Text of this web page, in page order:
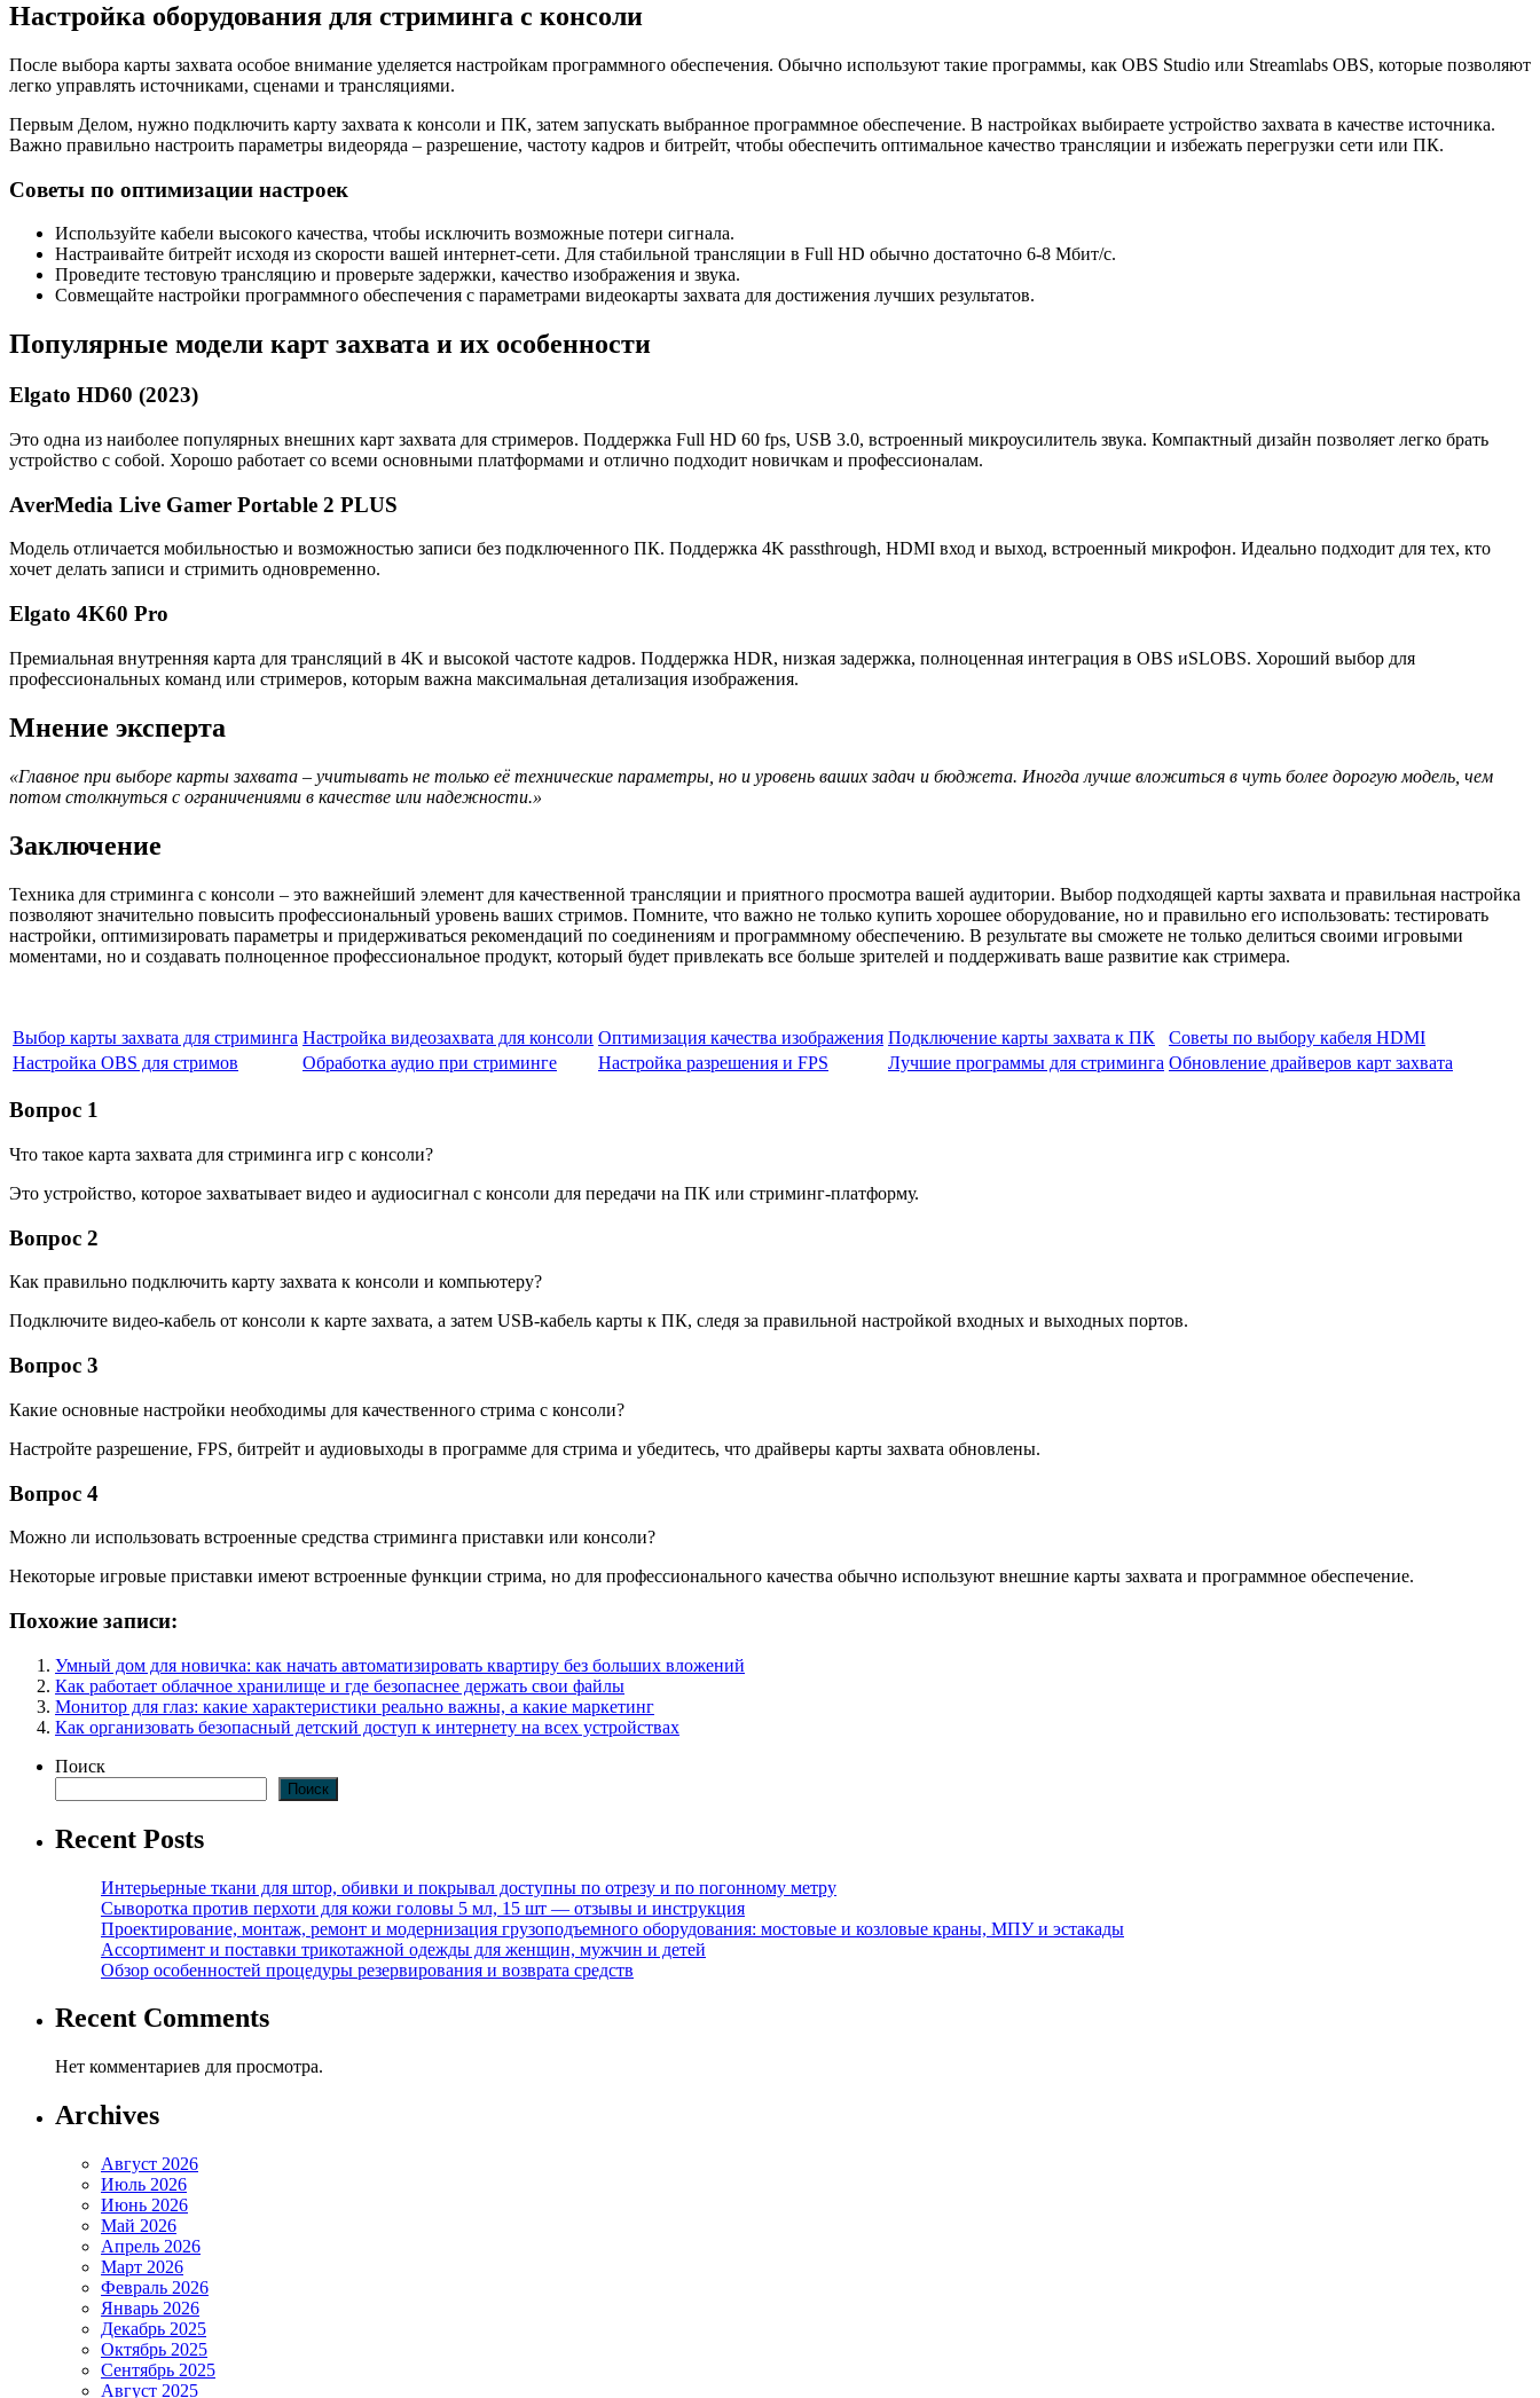
Настройка оборудования для стриминга с консоли
После выбора карты захвата особое внимание уделяется настройкам программного обеспечения. Обычно используют такие программы, как OBS Studio или Streamlabs OBS, которые позволяют
легко управлять источниками, сценами и трансляциями.
Первым Делом, нужно подключить карту захвата к консоли и ПК, затем запускать выбранное программное обеспечение. В настройках выбираете устройство захвата в качестве источника.
Важно правильно настроить параметры видеоряда – разрешение, частоту кадров и битрейт, чтобы обеспечить оптимальное качество трансляции и избежать перегрузки сети или ПК.
Советы по оптимизации настроек
Используйте кабели высокого качества, чтобы исключить возможные потери сигнала.
Настраивайте битрейт исходя из скорости вашей интернет-сети. Для стабильной трансляции в Full HD обычно достаточно 6-8 Мбит/с.
Проведите тестовую трансляцию и проверьте задержки, качество изображения и звука.
Совмещайте настройки программного обеспечения с параметрами видеокарты захвата для достижения лучших результатов.
Популярные модели карт захвата и их особенности
Elgato HD60 (2023)
Это одна из наиболее популярных внешних карт захвата для стримеров. Поддержка Full HD 60 fps, USB 3.0, встроенный микроусилитель звука. Компактный дизайн позволяет легко брать
устройство с собой. Хорошо работает со всеми основными платформами и отлично подходит новичкам и профессионалам.
AverMedia Live Gamer Portable 2 PLUS
Модель отличается мобильностью и возможностью записи без подключенного ПК. Поддержка 4K passthrough, HDMI вход и выход, встроенный микрофон. Идеально подходит для тех, кто
хочет делать записи и стримить одновременно.
Elgato 4K60 Pro
Премиальная внутренняя карта для трансляций в 4K и высокой частоте кадров. Поддержка HDR, низкая задержка, полноценная интеграция в OBS иSLOBS. Хороший выбор для
профессиональных команд или стримеров, которым важна максимальная детализация изображения.
Мнение эксперта
«Главное при выборе карты захвата – учитывать не только её технические параметры, но и уровень ваших задач и бюджета. Иногда лучше вложиться в чуть более дорогую модель, чем
потом столкнуться с ограничениями в качестве или надежности.»
Заключение
Техника для стриминга с консоли – это важнейший элемент для качественной трансляции и приятного просмотра вашей аудитории. Выбор подходящей карты захвата и правильная настройка
позволяют значительно повысить профессиональный уровень ваших стримов. Помните, что важно не только купить хорошее оборудование, но и правильно его использовать: тестировать
настройки, оптимизировать параметры и придерживаться рекомендаций по соединениям и программному обеспечению. В результате вы сможете не только делиться своими игровыми
моментами, но и создавать полноценное профессиональное продукт, который будет привлекать все больше зрителей и поддерживать ваше развитие как стримера.
Выбор карты захвата для стриминга Настройка видеозахвата для консоли Оптимизация качества изображения Подключение карты захвата к ПК
Советы по выбору кабеля HDMI
Настройка OBS для стримов
Обработка аудио при стриминге Настройка разрешения и FPS Лучшие программы для стриминга Обновление драйверов карт захвата
Вопрос 1
Что такое карта захвата для стриминга игр с консоли?
Это устройство, которое захватывает видео и аудиосигнал с консоли для передачи на ПК или стриминг-платформу.
Вопрос 2
Как правильно подключить карту захвата к консоли и компьютеру?
Подключите видео-кабель от консоли к карте захвата, а затем USB-кабель карты к ПК, следя за правильной настройкой входных и выходных портов.
Вопрос 3
Какие основные настройки необходимы для качественного стрима с консоли?
Настройте разрешение, FPS, битрейт и аудиовыходы в программе для стрима и убедитесь, что драйверы карты захвата обновлены.
Вопрос 4
Можно ли использовать встроенные средства стриминга приставки или консоли?
Некоторые игровые приставки имеют встроенные функции стрима, но для профессионального качества обычно используют внешние карты захвата и программное обеспечение.
Похожие записи:
Умный дом для новичка: как начать автоматизировать квартиру без больших вложений
Как работает облачное хранилище и где безопаснее держать свои файлы
Монитор для глаз: какие характеристики реально важны, а какие маркетинг
Как организовать безопасный детский доступ к интернету на всех устройствах
Поиск
Поиск
Recent Posts
Интерьерные ткани для штор, обивки и покрывал доступны по отрезу и по погонному метру
Сыворотка против перхоти для кожи головы 5 мл, 15 шт — отзывы и инструкция
Проектирование, монтаж, ремонт и модернизация грузоподъемного оборудования: мостовые и козловые краны, МПУ и эстакады
Ассортимент и поставки трикотажной одежды для женщин, мужчин и детей
Обзор особенностей процедуры резервирования и возврата средств
Recent Comments
Нет комментариев для просмотра.
Archives
Август 2026
Июль 2026
Июнь 2026
Май 2026
Апрель 2026
Март 2026
Февраль 2026
Январь 2026
Декабрь 2025
Октябрь 2025
Сентябрь 2025
Август 2025